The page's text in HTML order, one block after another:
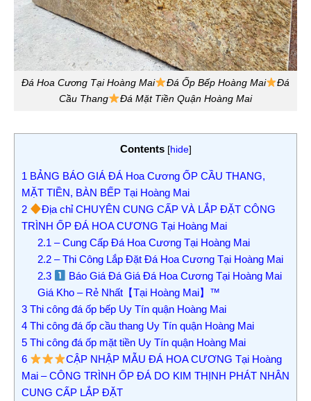
Đá Hoa Cương Tại Hoàng Mai Đá Ốp Bếp Hoàng Mai
Đá
Cầu Thang
Đá Mặt Tiền Quận Hoàng Mai
Contents [hide]
1 BẢNG BÁO GIÁ ĐÁ Hoa Cương ỐP CẦU THANG,
MẶT TIỀN, BÀN BẾP Tại Hoàng Mai
2
Địa chỉ CHUYÊN CUNG CẤP VÀ LẮP ĐẶT CÔNG
TRÌNH ỐP ĐÁ HOA CƯƠNG Tại Hoàng Mai
2.1 – Cung Cấp Đá Hoa Cương Tại Hoàng Mai
2.2– Thi Công Lắp Đặt Đá Hoa Cương Tại Hoàng Mai
2.3
Báo Giá Đá Giá Đá Hoa Cương Tại Hoàng Mai
Giá Kho – Rẻ Nhất【Tại Hoàng Mai】™
3 Thi công đá ốp bếp Uy Tín quận Hoàng Mai
4 Thi công đá ốp cầu thang Uy Tín quận Hoàng Mai
5 Thi công đá ốp mặt tiền Uy Tín quận Hoàng Mai
6
CẬP NHẬP MẪU ĐÁ HOA CƯƠNG Tại Hoàng
Mai – CÔNG TRÌNH ỐP ĐÁ DO KIM THỊNH PHÁT NHÂN
CUNG CẤP LẮP ĐẶT